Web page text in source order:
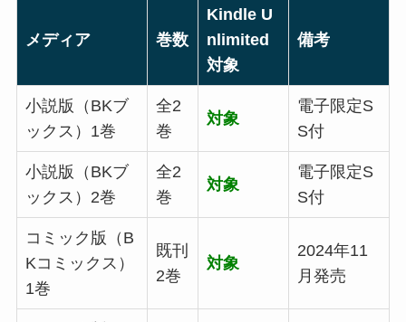
メディア 巻数
Kindle U
nlimited
対象
備考
小説版（BKブ
ックス）1巻
全2
巻
対象
電子限定S
S付
小説版（BKブ
ックス）2巻
全2
巻
対象
電子限定S
S付
コミック版（B
Kコミックス）
1巻
既刊
2巻
対象
2024年11
月発売